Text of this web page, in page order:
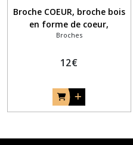
Broche COEUR, broche bois
en forme de coeur,
mosäique de bois
Broches
12€